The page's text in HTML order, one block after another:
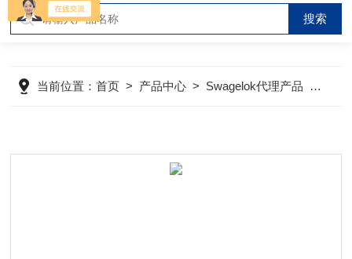
当前位置：首页 > 产品中心 > Swagelok代理产品